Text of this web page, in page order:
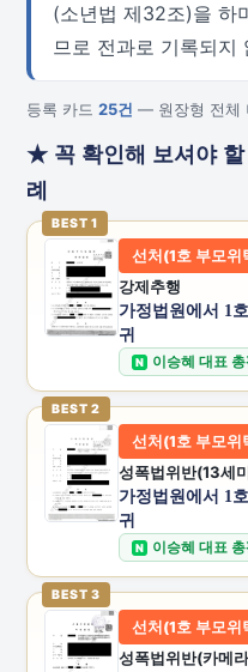
(소년법 제32조)을 하
므로 전과로 기록되지
등록 카드 25건 — 원장형 전체
★ 꼭 확인해 보셔야 할
례
BEST 1
선처(1호 부모위
강제추행
가정법원에서 1
귀
N 이승혜 대표 총
BEST 2
선처(1호 부모위
성폭법위반(13세
가정법원에서 1
귀
N 이승혜 대표 총
BEST 3
선처(1호 부모위
성폭법위반(카메